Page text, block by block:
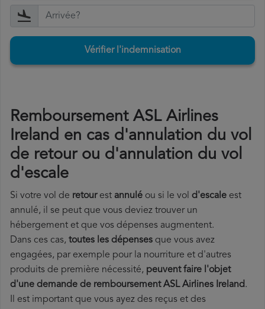
Vérifier l'indemnisation
Remboursement ASL Airlines
Ireland en cas d'annulation du vol
de retour ou d'annulation du vol
d'escale
Si votre vol de retourest annulé ou si le vol d'escale est
annulé, il se peut que vous deviez trouver un
hébergement et que vos dépenses augmentent.
Dans ces cas, toutes les dépenses que vous avez
engagées, par exemple pour la nourriture et d'autres
produits de première nécessité, peuvent faire l'objet
d'une demande de remboursement ASL Airlines Ireland.
Il est important que vous ayez des reçus et des